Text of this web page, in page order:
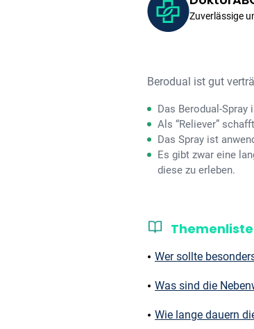
Zuverlässige
Berodual ist gut
Das Berodual-
Als “Reliever”
Das Spray ist
Es gibt zwar eine
diese zu erleben.
Themenliste
Wer sollte
Was sind die
Wie lange dauern